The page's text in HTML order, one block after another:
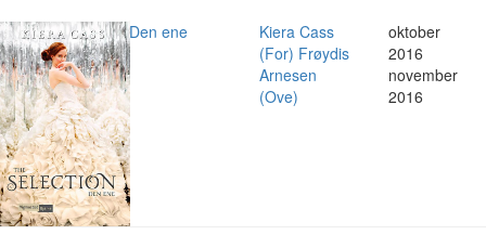
Den ene
Kiera Cass
(For) Frøydis
Arnesen
(Ove)
oktober
2016
november
2016